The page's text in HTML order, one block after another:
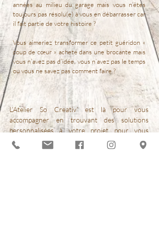
années au milieu du garage mais vous n’êtes
toujours pas résolu(e) à vous en débarrasser car
il fait partie de votre histoire ?
Vous aimeriez transformer ce petit guéridon «
coup de cœur » acheté dans une brocante mais
vous n’avez pas d’idée, vous n’avez pas le temps
ou vous ne savez pas comment faire ?
L’Atelier So Creativ’ est là pour vous
accompagner en trouvant des solutions
personnalisées à votre projet pour vous
permette de :